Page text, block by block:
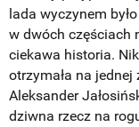
lada wyczynem
w dwóch częściach
ciekawa historia.
otrzymała na
Aleksander
dziwna rzecz na